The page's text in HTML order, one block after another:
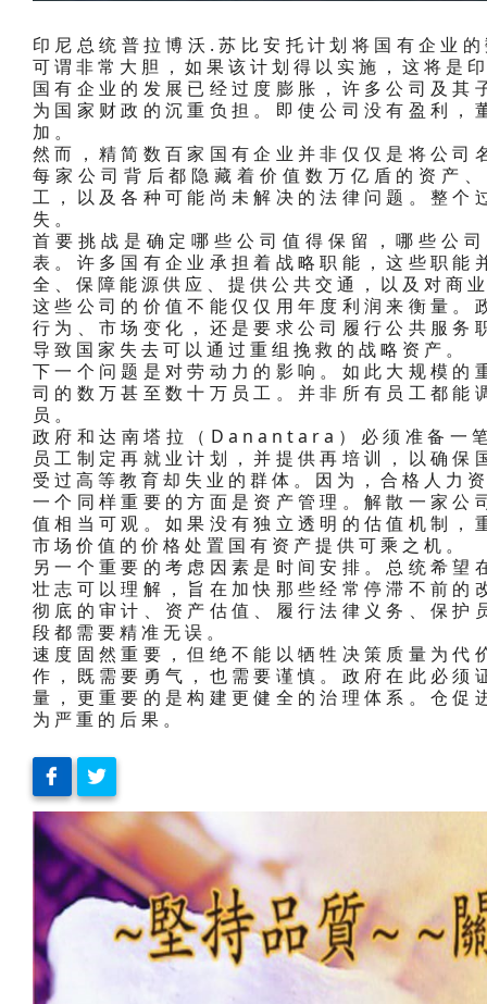
印尼总统普拉博沃.苏比安托计划将国有企业
可谓非常大胆，如果该计划得以实施，这将是
国有企业的发展已经过度膨胀，许多公司及
为国家财政的沉重负担。即使公司没有盈利
加。
然而，精简数百家国有企业并非仅仅是将公
每家公司背后都隐藏着价值数万亿盾的资产
工，以及各种可能尚未解决的法律问题。整
失。
首要挑战是确定哪些公司值得保留，哪些公
表。许多国有企业承担着战略职能，这些职
全、保障能源供应、提供公共交通，以及对商
这些公司的价值不能仅仅用年度利润来衡量
行为、市场变化，还是要求公司履行公共服
导致国家失去可以通过重组挽救的战略资产。
下一个问题是对劳动力的影响。如此大规模
司的数万甚至数十万员工。并非所有员工都
员。
政府和达南塔拉（Danantara）必须准备一
员工制定再就业计划，并提供再培训，以确
受过高等教育却失业的群体。因为，合格人力
一个同样重要的方面是资产管理。解散一家
值相当可观。如果没有独立透明的估值机制
市场价值的价格处置国有资产提供可乘之机。
另一个重要的考虑因素是时间安排。总统希
壮志可以理解，旨在加快那些经常停滞不前
彻底的审计、资产估值、履行法律义务、保
段都需要精准无误。
速度固然重要，但绝不能以牺牲决策质量为
作，既需要勇气，也需要谨慎。政府在此必
量，更重要的是构建更健全的治理体系。仓
为严重的后果。